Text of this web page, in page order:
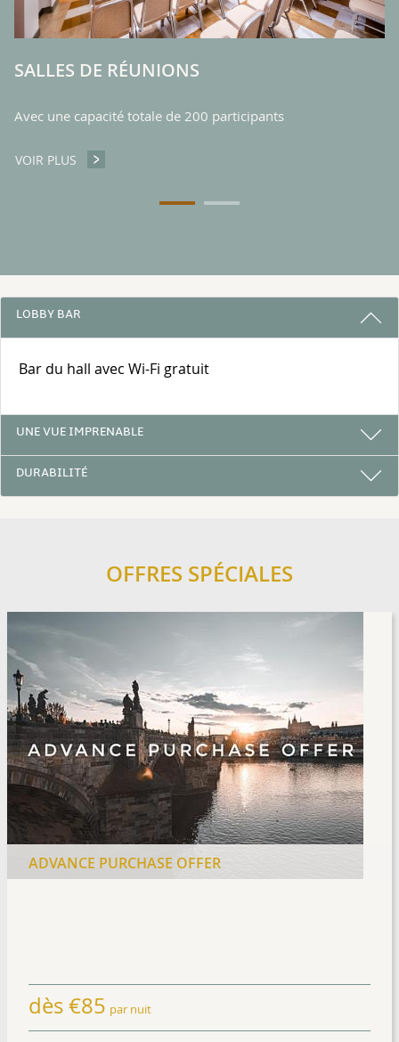
SALLES DE RÉUNIONS
Avec une capacité totale de 200 participants
VOIR PLUS SALLES DE RÉUNIONS
3 RAISONS DE RESTER AVEC NOUS
LOBBY BAR
Bar du hall avec Wi-Fi gratuit
UNE VUE IMPRENABLE
DURABILITÉ
OFFRES SPÉCIALES
ADVANCE PURCHASE OFFER
dès€85 par nuit